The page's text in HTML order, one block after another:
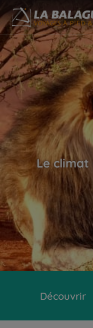
Le climat
Découvrir